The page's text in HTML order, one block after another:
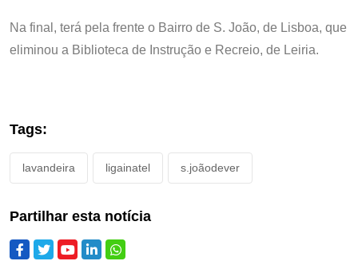
Na final, terá pela frente o Bairro de S. João, de Lisboa, que
eliminou a Biblioteca de Instrução e Recreio, de Leiria.
Tags:
lavandeira ligainatel s.joãodever
Partilhar esta notícia